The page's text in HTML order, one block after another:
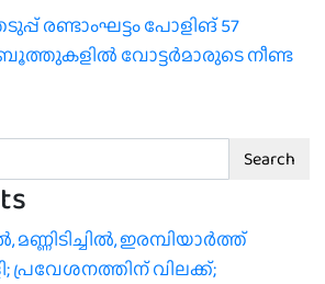
രണ്ടാംഘട്ടം പോളിങ് 57
വോട്ടര്‍മാരുടെ നീണ്ട
Search
ഇരമ്പിയാര്‍ത്ത്
പ്രവേശനത്തിന് വിലക്ക്;